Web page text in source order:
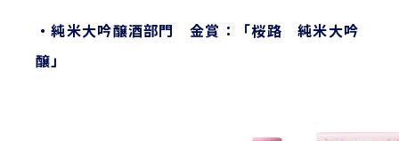
・純米大吟醸酒部門 金賞：「桜路 純米大吟
醸」